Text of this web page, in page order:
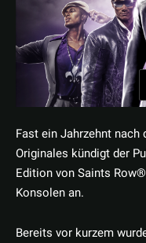
Fast ein Jahrzehnt
Originales kündigt der
Edition von Saints
Konsolen an.
Bereits vor kurzem